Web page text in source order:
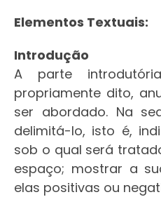
Elementos Textuais:
Introdução
A parte
propriamente dito,
ser abordado. Na
delimitá-lo, isto é,
sob o qual será
espaço; mostrar a
elas positivas ou